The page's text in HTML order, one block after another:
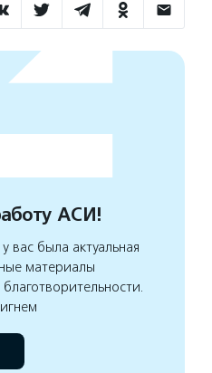
АСИ!
была актуальная
материалы